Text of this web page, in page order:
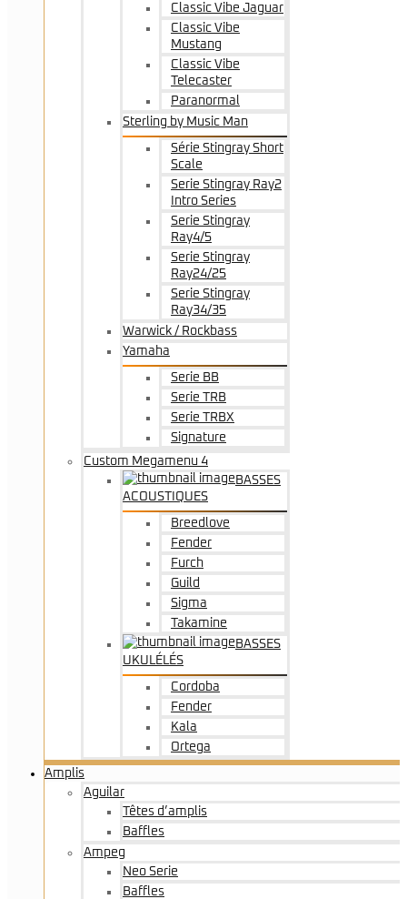
Classic Vibe Jaguar
Classic Vibe
Mustang
Classic Vibe
Telecaster
Paranormal
Sterling by Music Man
Série Stingray Short
Scale
Serie Stingray Ray2
Intro Series
Serie Stingray
Ray4/5
Serie Stingray
Ray24/25
Serie Stingray
Ray34/35
Warwick / Rockbass
Yamaha
Serie BB
Serie TRB
Serie TRBX
Signature
Custom Megamenu 4
BASSES
ACOUSTIQUES
Breedlove
Fender
Furch
Guild
Sigma
Takamine
BASSES
UKULÉLÉS
Cordoba
Fender
Kala
Ortega
Amplis
Aguilar
Têtes d’amplis
Baffles
Ampeg
Neo Serie
Baffles